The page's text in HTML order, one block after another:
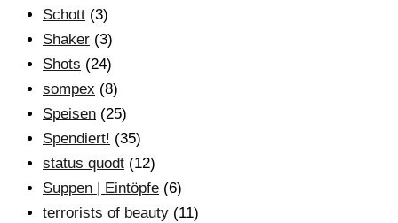
Schott (3)
Shaker (3)
Shots (24)
sompex (8)
Speisen (25)
Spendiert! (35)
status quodt (12)
Suppen | Eintöpfe (6)
terrorists of beauty (11)